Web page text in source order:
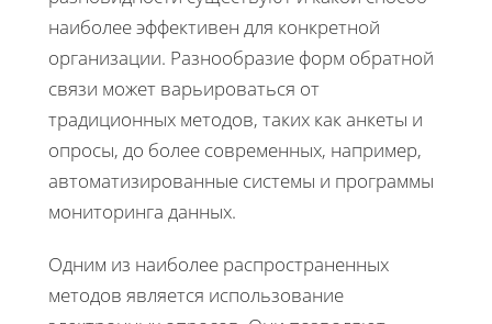
наиболее эффективен для конкретной
организации. Разнообразие форм обратной
связи может варьироваться от
традиционных методов, таких как анкеты и
опросы, до более современных, например,
автоматизированные системы и программы
мониторинга данных.
Одним из наиболее распространенных
методов является использование